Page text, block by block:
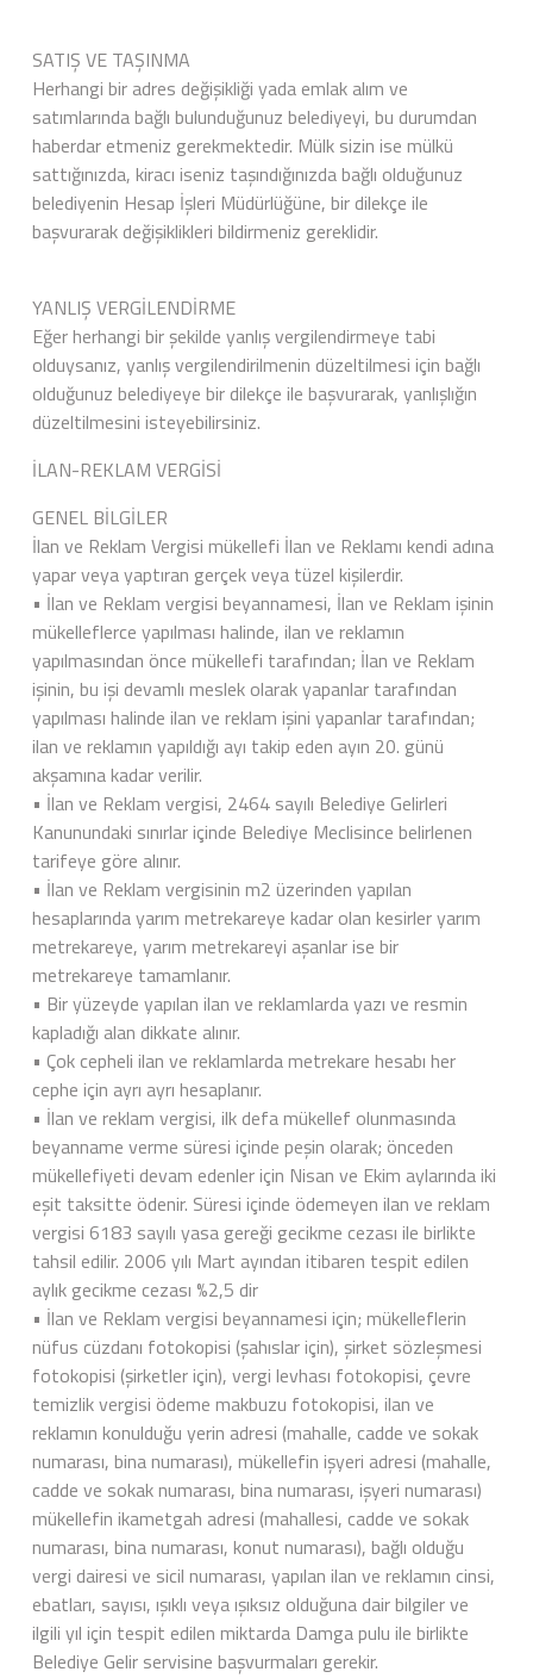
SATIŞ VE TAŞINMA
Herhangi bir adres değişikliği yada emlak alım ve
satımlarında bağlı bulunduğunuz belediyeyi, bu durumdan
haberdar etmeniz gerekmektedir. Mülk sizin ise mülkü
sattığınızda, kiracı iseniz taşındığınızda bağlı olduğunuz
belediyenin Hesap İşleri Müdürlüğüne, bir dilekçe ile
başvurarak değişiklikleri bildirmeniz gereklidir.
YANLIŞ VERGİLENDİRME
Eğer herhangi bir şekilde yanlış vergilendirmeye tabi
olduysanız, yanlış vergilendirilmenin düzeltilmesi için bağlı
olduğunuz belediyeye bir dilekçe ile başvurarak, yanlışlığın
düzeltilmesini isteyebilirsiniz.
İLAN-REKLAM VERGİSİ
GENEL BİLGİLER
İlan ve Reklam Vergisi mükellefi İlan ve Reklamı kendi adına
yapar veya yaptıran gerçek veya tüzel kişilerdir.
• İlan ve Reklam vergisi beyannamesi, İlan ve Reklam işinin
mükelleflerce yapılması halinde, ilan ve reklamın
yapılmasından önce mükellefi tarafından; İlan ve Reklam
işinin, bu işi devamlı meslek olarak yapanlar tarafından
yapılması halinde ilan ve reklam işini yapanlar tarafından;
ilan ve reklamın yapıldığı ayı takip eden ayın 20. günü
akşamına kadar verilir.
• İlan ve Reklam vergisi, 2464 sayılı Belediye Gelirleri
Kanunundaki sınırlar içinde Belediye Meclisince belirlenen
tarifeye göre alınır.
• İlan ve Reklam vergisinin m2 üzerinden yapılan
hesaplarında yarım metrekareye kadar olan kesirler yarım
metrekareye, yarım metrekareyi aşanlar ise bir
metrekareye tamamlanır.
• Bir yüzeyde yapılan ilan ve reklamlarda yazı ve resmin
kapladığı alan dikkate alınır.
• Çok cepheli ilan ve reklamlarda metrekare hesabı her
cephe için ayrı ayrı hesaplanır.
• İlan ve reklam vergisi, ilk defa mükellef olunmasında
beyanname verme süresi içinde peşin olarak; önceden
mükellefiyeti devam edenler için Nisan ve Ekim aylarında iki
eşit taksitte ödenir. Süresi içinde ödemeyen ilan ve reklam
vergisi 6183 sayılı yasa gereği gecikme cezası ile birlikte
tahsil edilir. 2006 yılı Mart ayından itibaren tespit edilen
aylık gecikme cezası %2,5 dir
• İlan ve Reklam vergisi beyannamesi için; mükelleflerin
nüfus cüzdanı fotokopisi (şahıslar için), şirket sözleşmesi
fotokopisi (şirketler için), vergi levhası fotokopisi, çevre
temizlik vergisi ödeme makbuzu fotokopisi, ilan ve
reklamın konulduğu yerin adresi (mahalle, cadde ve sokak
numarası, bina numarası), mükellefin işyeri adresi (mahalle,
cadde ve sokak numarası, bina numarası, işyeri numarası)
mükellefin ikametgah adresi (mahallesi, cadde ve sokak
numarası, bina numarası, konut numarası), bağlı olduğu
vergi dairesi ve sicil numarası, yapılan ilan ve reklamın cinsi,
ebatları, sayısı, ışıklı veya ışıksız olduğuna dair bilgiler ve
ilgili yıl için tespit edilen miktarda Damga pulu ile birlikte
Belediye Gelir servisine başvurmaları gerekir.